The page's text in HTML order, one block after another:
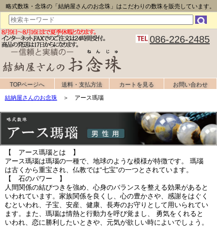
略式数珠・念珠の「結納屋さんのお念珠」はこだわりの数珠を販売しています。
086-226-2485
TOPページへ 送料・支払方法 カートを見る
お問い合わせ
結納屋さんのお念珠 ＞ アース瑪瑙
【 アース瑪瑙とは 】
アース瑪瑙は瑪瑙の一種で、地球のような模様が特徴です。 瑪瑙
は古くから重宝され、仏教では“七宝”の一つとされています。
【 石のパワー 】
人間関係の結びつきを強め、心身のバランスを整える効果があると
いわれています。家族関係を良くし、心の豊かさや、感謝をはぐく
むといわれ、子宝、安産、健康、長寿のお守りとして用いられてい
ます。また、瑪瑙は情熱と行動力を呼び覚まし、 勇気をくれると
いわれ、恋に勝利したいときや、元気が欲しい時によいでしょう。